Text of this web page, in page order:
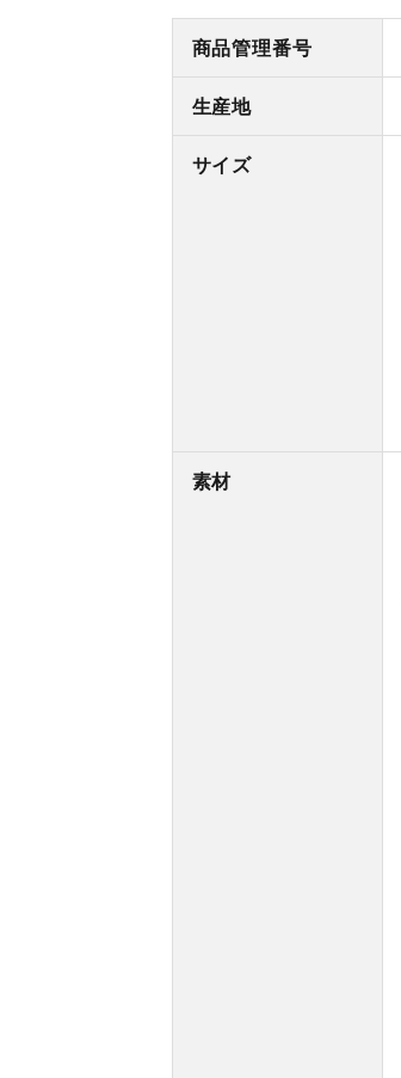
商品管理番号
生産地
サイズ
素材